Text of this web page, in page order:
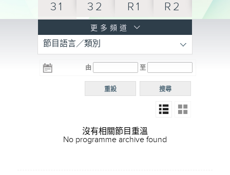
31 32 R1 R2
R3
電台 電台
R5
電台
普通
更多頻道
節目語言／類別
由 至
搜尋
重設
沒有相關節目重溫
No programme archive found